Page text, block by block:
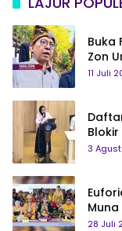
Buka
Zon
11 Juli
3
Muna
Saya
28 Juli